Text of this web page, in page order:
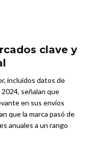
clave y
incluidos datos de
señalan que
en sus envíos
que la marca pasó de
anuales a un rango